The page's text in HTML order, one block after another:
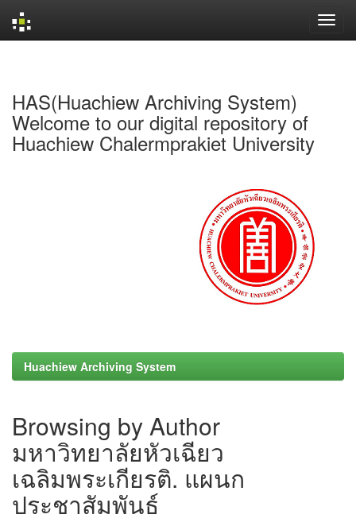
HAS(Huachiew Archiving System)
Welcome to our digital repository of
Huachiew Chalermprakiet University
Huachiew Archiving System
Browsing by Author
มหาวิทยาลัยหัวเฉียว
เฉลิมพระเกียรติ. แผนก
ประชาสัมพันธ์